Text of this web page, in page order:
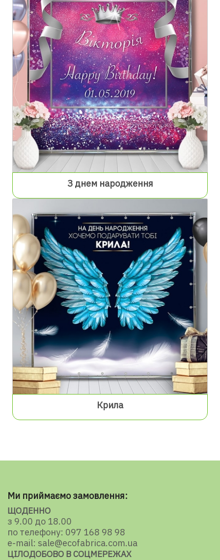
З днем народження
Крила
Ми приймаємо замовлення:
ЩОДЕННО
з 9.00 до 18.00
по телефону: 097 168 98 98
e-mail: sale@ecofabrica.com.ua
ЦІЛОДОБОВО В СОЦМЕРЕЖАХ